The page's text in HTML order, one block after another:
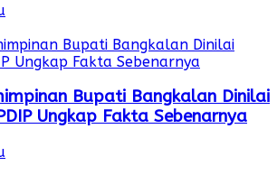
Bupati Bangkalan Dinilai
Ungkap Fakta Sebenarnya